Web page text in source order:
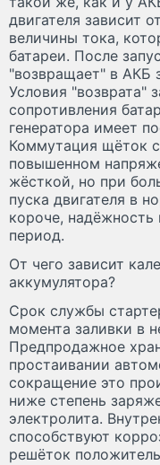
двигателя зависит
величины тока,
батареи. После
"возвращает" в АКБ
Условия "возврата"
сопротивления
генератора имеет
Коммутация щёток
повышенном
жёсткой, но при
пуска двигателя в
короче,
период.
От чего зависит
аккумулятора?
Срок службы
момента заливки в
Предпродажное
простаивании
сокращение это
ниже степень
электролита.
способствуют
решёток